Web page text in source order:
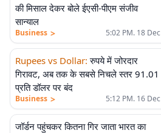
की मिसाल देकर बोले ईएसी-पीएम संजीव
सान्याल
Business > 5:02 PM. 18 Dec
Rupees vs Dollar: रुपये में जोरदार
गिरावट, अब तक के सबसे निचले स्तर 91.01
प्रति डॉलर पर बंद
Business > 5:12 PM. 16 Dec
जॉर्डन पहुंचकर कितना गिर जाता भारत का